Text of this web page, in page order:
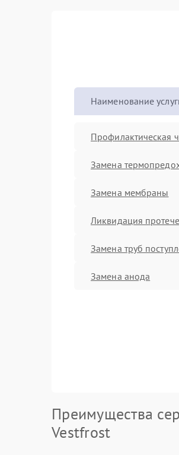
Наименование
Профилактическая
Замена
Замена мембраны
Ликвидация
Замена труб
Замена анода
Преимущества
Vestfrost